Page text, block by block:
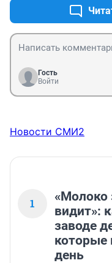
Гость
Войти
Новости СМИ2
1
«Молоко
видит»:
заводе
которые
день